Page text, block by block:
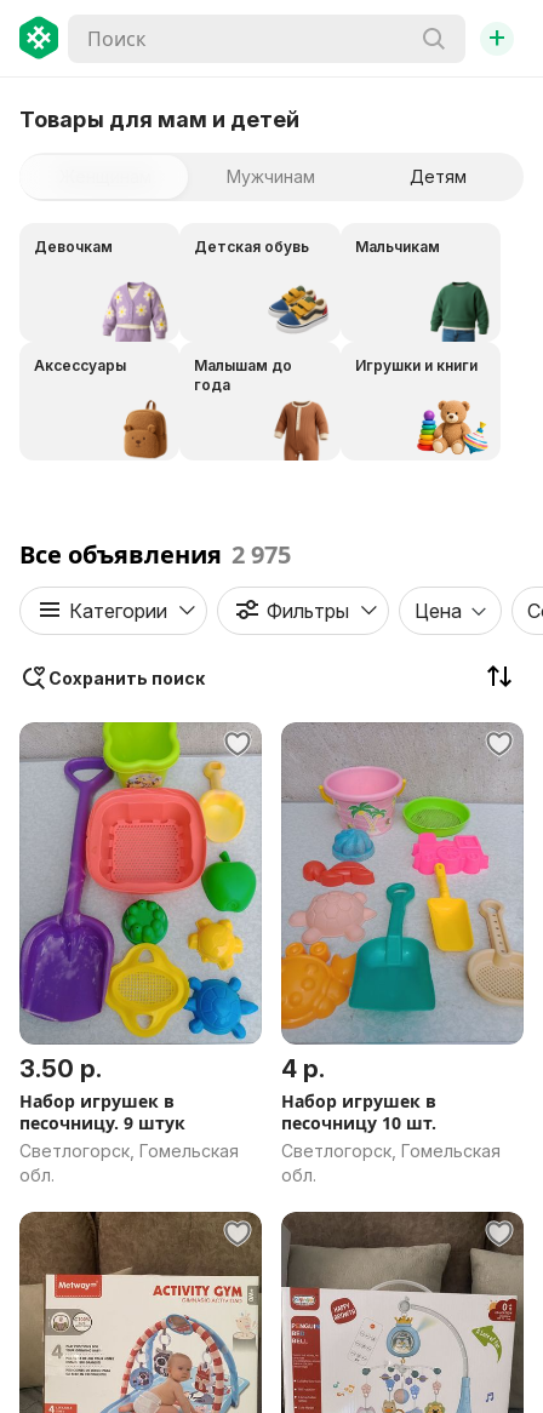
+
Товары для мам и детей
Мужчинам Детям
Девочкам Детская обувь Мальчикам
Аксессуары
Малышам до
года
Игрушки и книги
Все объявления 2 975
Категории Фильтры Цена
Сохранить поиск
3.50 р.
Набор игрушек в
песочницу. 9 штук
Светлогорск, Гомельская
обл.
4 р.
Набор игрушек в
песочницу 10 шт.
Светлогорск, Гомельская
обл.